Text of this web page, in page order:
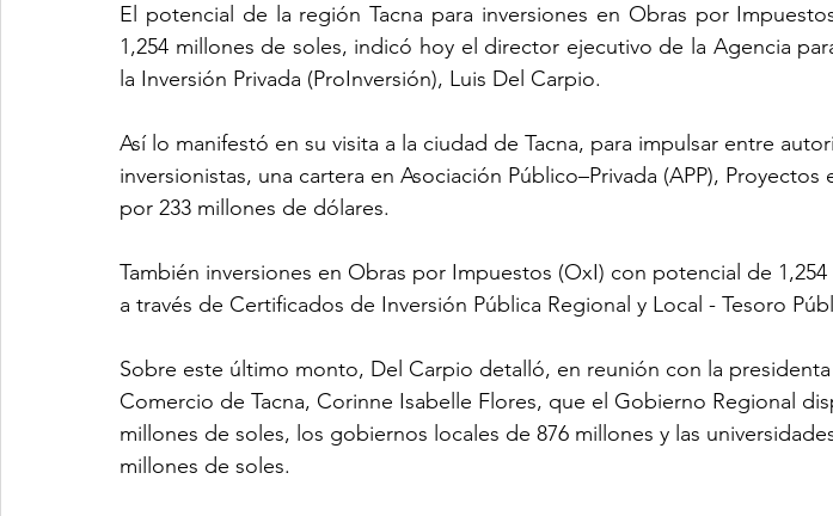
El potencial de la región Tacna para inversiones en Obras por
1,254 millones de soles, indicó hoy el director ejecutivo de la Agencia
la Inversión Privada (ProInversión), Luis Del Carpio.
Así lo manifestó en su visita a la ciudad de Tacna, para impulsar entre
inversionistas, una cartera en Asociación Público–Privada (APP), Proyectos
por 233 millones de dólares.
También inversiones en Obras por Impuestos (OxI) con potencial de
a través de Certificados de Inversión Pública Regional y Local - Tesoro
Sobre este último monto, Del Carpio detalló, en reunión con la
Comercio de Tacna, Corinne Isabelle Flores, que el Gobierno Regional
millones de soles, los gobiernos locales de 876 millones y las
millones de soles.